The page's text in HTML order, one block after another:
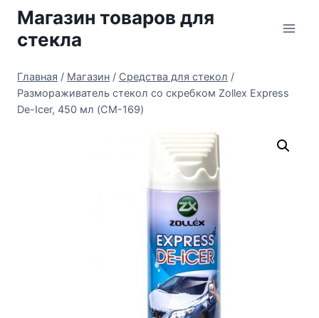
Перейти
содержимому
Магазин товаров для
стекла
Главная / Магазин / Средства для стекол /
Размораживатель стекол со скребком Zollex Express
De-Icer, 450 мл (CM-169)